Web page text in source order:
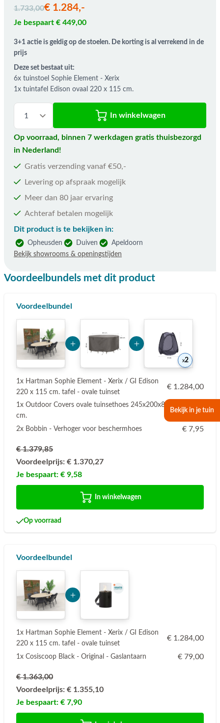
Bekijk in je tuin
1.733,00€ 1.284,-
Je bespaart € 449,00
3+1 actie is geldig op de stoelen. De korting is al verrekend in de
prijs
Deze set bestaat uit:
6x tuinstoel Sophie Element - Xerix
1x tuintafel Edison ovaal 220 x 115 cm.
In winkelwagen
Op voorraad, binnen 7 werkdagen gratis thuisbezorgd
in Nederland!
Gratis verzending vanaf €50,-
Levering op afspraak mogelijk
Meer dan 80 jaar ervaring
Achteraf betalen mogelijk
Dit product is te bekijken in:
Opheusden Duiven
Apeldoorn
Bekijk showrooms & openingstijden
Voordeelbundels met dit product
Voordeelbundel
2
1x Hartman Sophie Element - Xerix / GI Edison
220 x 115 cm. tafel - ovale tuinset
€ 1.284,00
1x Outdoor Covers ovale tuinsethoes 245x200x80
cm.
€ 79,95
2x Bobbin - Verhoger voor beschermhoes € 7,95
€ 1.379,85
Voordeelprijs: € 1.370,27
Je bespaart: € 9,58
In winkelwagen
Op voorraad
Voordeelbundel
1x Hartman Sophie Element - Xerix / GI Edison
220 x 115 cm. tafel - ovale tuinset
€ 1.284,00
1x Cosiscoop Black - Original - Gaslantaarn € 79,00
€ 1.363,00
Voordeelprijs: € 1.355,10
Je bespaart: € 7,90